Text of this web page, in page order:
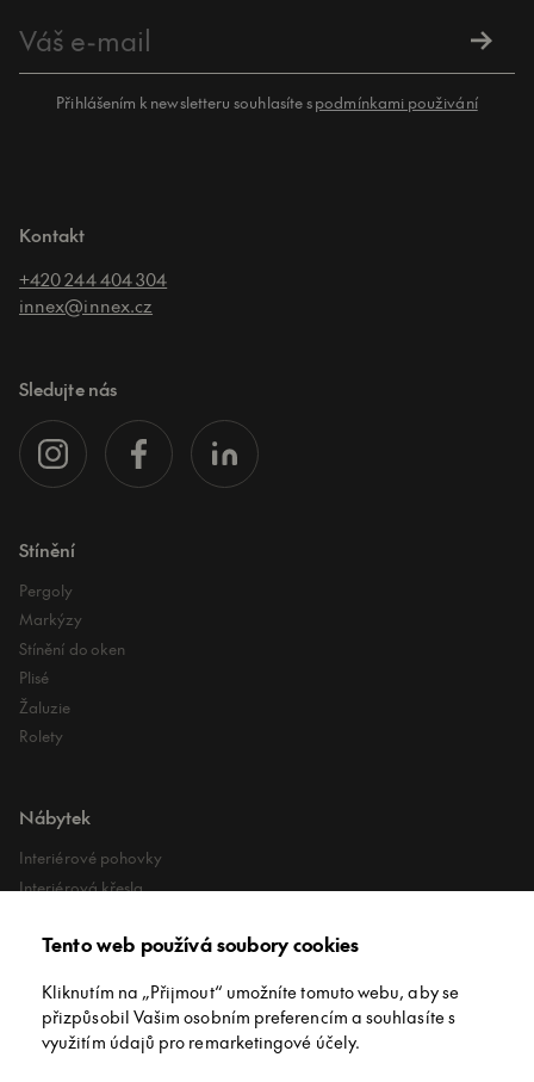
Přihlášením k newsletteru souhlasíte spodmínkami použivání
Kontakt
+420 244 404 304
innex@innex.cz
Sledujte nás
Stínění
Pergoly
Markýzy
Stínění do oken
Plisé
Žaluzie
Rolety
Nábytek
Interiérové pohovky
Interiérová křesla
Lehátka
Exteriérové pufy
Tento web používá soubory cookies
Kliknutím na „Přijmout“ umožníte tomuto webu, aby se
přizpůsobil Vašim osobním preferencím a souhlasíte s
využitím údajů pro remarketingové účely.